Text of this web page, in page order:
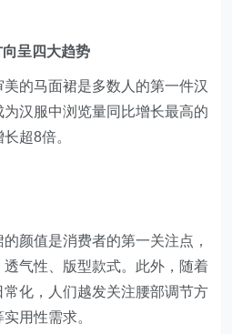
呈四大趋势
的马面裙是多数人的第一件汉
汉服中浏览量同比增长最高的
超8倍。
颜值是消费者的第一关注点，
气性、版型款式。此外，随着
化，人们越发关注腰部调节方
用性需求。